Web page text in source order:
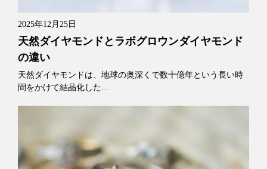
2025年12月25日
天然ダイヤモンドとラボグロウンダイヤモンド
の違い
天然ダイヤモンドは、地球の奥深くで数十億年という長い時
間をかけて結晶化した…